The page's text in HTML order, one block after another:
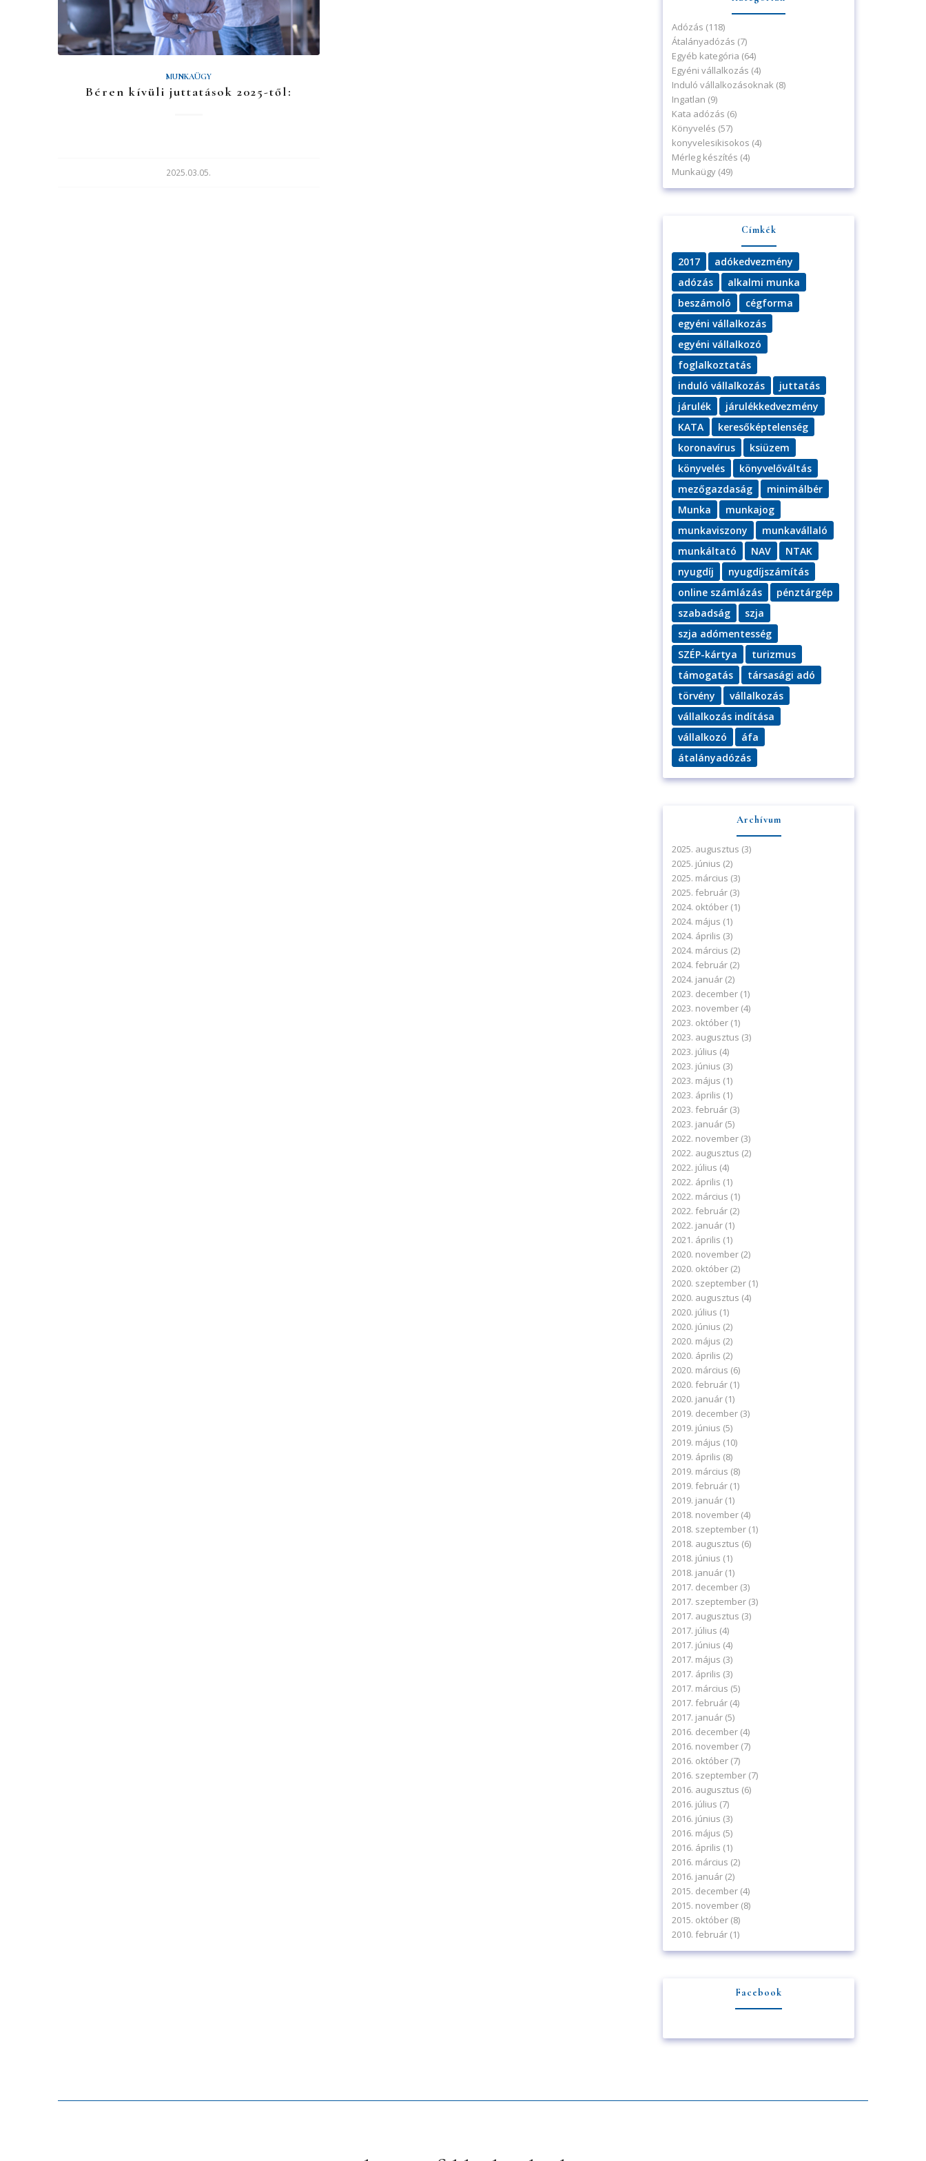
MUNKAÜGY
Béren kívüli juttatások 2025-től:
2025.03.05.
Adózás (118)
Átalányadózás (7)
Egyéb kategória (64)
Egyéni vállalkozás (4)
Induló vállalkozásoknak (8)
Ingatlan (9)
Kata adózás (6)
Könyvelés (57)
konyvelesikisokos (4)
Mérleg készítés (4)
Munkaügy(49)
Címkék
2017
adókedvezmény
adózás
alkalmi munka
beszámoló
cégforma
egyéni vállalkozás
egyéni vállalkozó
foglalkoztatás
induló vállalkozás
juttatás
járulék
járulékkedvezmény
KATA
keresőképtelenség
koronavírus
ksiüzem
könyvelés
könyvelőváltás
mezőgazdaság
minimálbér
Munka
munkajog
munkaviszony
munkavállaló
munkáltató
NAV
NTAK
nyugdíj
nyugdíjszámítás
online számlázás
pénztárgép
szabadság
szja
szja adómentesség
SZÉP-kártya
turizmus
támogatás
társasági adó
törvény
vállalkozás
vállalkozás indítása
vállalkozó
áfa
átalányadózás
Archívum
2025. augusztus (3)
2025. június (2)
2025. március (3)
2025. február(3)
2024. október(1)
2024. május (1)
2024. április (3)
2024. március (2)
2024. február(2)
2024. január(2)
2023. december(1)
2023. november(4)
2023. október(1)
2023. augusztus (3)
2023. július (4)
2023. június (3)
2023. május (1)
2023. április (1)
2023. február(3)
2023. január(5)
2022. november(3)
2022. augusztus (2)
2022. július (4)
2022. április (1)
2022. március (1)
2022. február(2)
2022. január(1)
2021. április (1)
2020. november(2)
2020. október(2)
2020. szeptember(1)
2020. augusztus (4)
2020. július (1)
2020. június (2)
2020. május (2)
2020. április (2)
2020. március (6)
2020. február(1)
2020. január(1)
2019. december(3)
2019. június (5)
2019. május (10)
2019. április (8)
2019. március (8)
2019. február(1)
2019. január(1)
2018. november(4)
2018. szeptember(1)
2018. augusztus (6)
2018. június (1)
2018. január(1)
2017. december(3)
2017. szeptember(3)
2017. augusztus (3)
2017. július (4)
2017. június (4)
2017. május (3)
2017. április (3)
2017. március (5)
2017. február(4)
2017. január(5)
2016. december(4)
2016. november(7)
2016. október(7)
2016. szeptember(7)
2016. augusztus (6)
2016. július (7)
2016. június (3)
2016. május (5)
2016. április (1)
2016. március (2)
2016. január(2)
2015. december(4)
2015. november(8)
2015. október(8)
2010. február(1)
Facebook
Iratkozzon fel hírlevelünkre!
A feliratkozással elfogadja az adatvédelmi tájékoztatónkat.